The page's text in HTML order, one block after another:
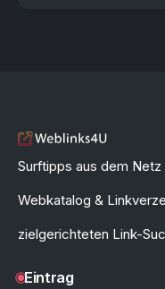
Surftipps aus dem
Webkatalog &
zielgerichteten Link-
Eintrag